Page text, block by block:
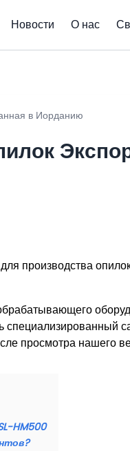
Новости О нас
в Иорданию
производства
просмотра нашего
HM500